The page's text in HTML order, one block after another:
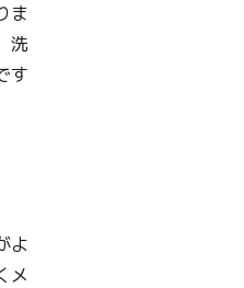
ま
洗
す
よ
メ